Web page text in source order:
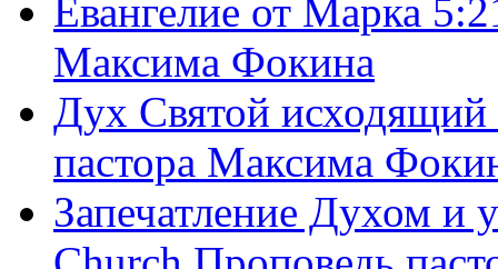
Евангелие от Марка
Максима Фокина
Дух Святой
пастора Максима
Запечатление Духом и